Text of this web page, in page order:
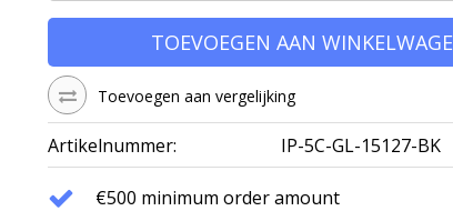
TOEVOEGEN AAN
Toevoegen aan vergelijking
Artikelnummer: IP-5C-GL-15127-BK
€500 minimum order amount